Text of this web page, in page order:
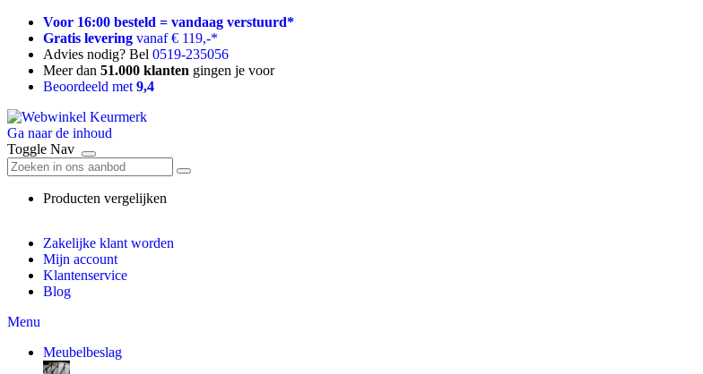
Voor 16:00 besteld = vandaag verstuurd*
Gratis levering vanaf € 119,-*
Advies nodig? Bel 0519-235056
Meer dan 51.000 klanten gingen je voor
Beoordeeld met 9,4
Ga naar de inhoud
Toggle Nav
Producten vergelijken
Zakelijke klant worden
Mijn account
Klantenservice
Blog
Menu
Meubelbeslag